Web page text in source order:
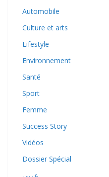
Automobile
Culture et arts
Lifestyle
Environnement
Santé
Sport
Femme
Success Story
Vidéos
Dossier Spécial